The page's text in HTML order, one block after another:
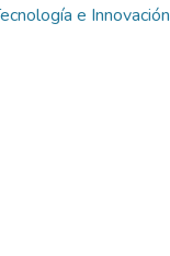
e Innovación